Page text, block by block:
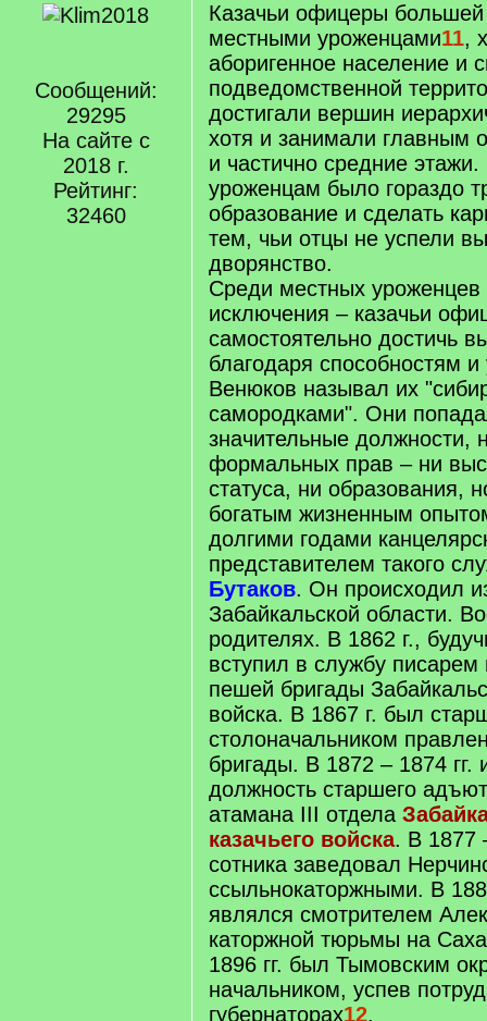
Сообщений:
29295
На сайте с
2018 г.
Рейтинг:
32460
Казачьи офицеры
местными уроженцами11,
аборигенное население и
подведомственной
достигали вершин
хотя и занимали главным
и частично средние
уроженцам было гораздо
образование и сделать
тем, чьи отцы не успели
дворянство.
Среди местных
исключения – казачьи
самостоятельно достичь
благодаря способностям
Венюков называл их
самородками". Они
значительные должности,
формальных прав – ни
статуса, ни образования,
богатым жизненным
долгими годами
представителем такого
Бутаков. Он происходил
Забайкальской области.
родителях. В 1862 г.,
вступил в службу
пешей бригады
войска. В 1867 г. был
столоначальником
бригады. В 1872 – 1874 гг.
должность старшего
атамана III отдела
казачьего войска. В 1877
сотника заведовал
ссыльнокаторжными. В
являлся смотрителем
каторжной тюрьмы на
1896 гг. был Тымовским
начальником, успев
губернаторах12.